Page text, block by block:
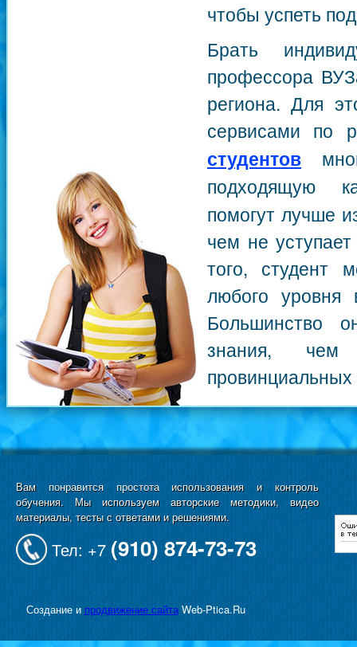
чтобы успеть
Брать
профессора
региона. Для
сервисами по
студентов
подходящую
помогут лучше
чем не
того, студент
любого уровня
Большинство
знания, чем
провинциальных
Вам понравится простота использования и контроль
обучения. Мы используем авторские методики, видео
материалы, тесты с ответами и решениями.
Тел: +7 (910) 874-73-73
Создание и продвижение сайтаWeb-Ptica.Ru